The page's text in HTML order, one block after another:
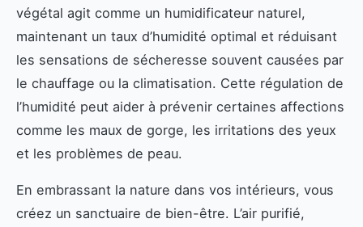
végétal agit comme un humidificateur naturel,
maintenant un taux d’humidité optimal et réduisant
les sensations de sécheresse souvent causées par
le chauffage ou la climatisation. Cette régulation de
l’humidité peut aider à prévenir certaines affections
comme les maux de gorge, les irritations des yeux
et les problèmes de peau.
En embrassant la nature dans vos intérieurs, vous
créez un sanctuaire de bien-être. L’air purifié,